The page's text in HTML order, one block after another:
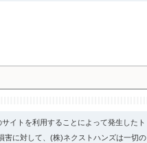
イトを利用することによって発生したト
害に対して、(株)ネクストハンズは一切の